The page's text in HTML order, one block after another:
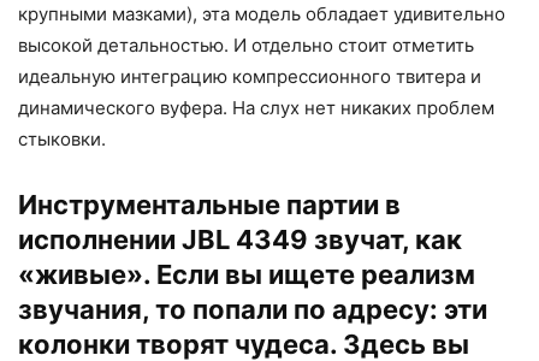
крупными мазками), эта модель обладает удивительно
высокой детальностью. И отдельно стоит отметить
идеальную интеграцию компрессионного твитера и
динамического вуфера. На слух нет никаких проблем
стыковки.
Инструментальные партии в
исполнении JBL 4349 звучат, как
«живые». Если вы ищете реализм
звучания, то попали по адресу: эти
колонки творят чудеса. Здесь вы